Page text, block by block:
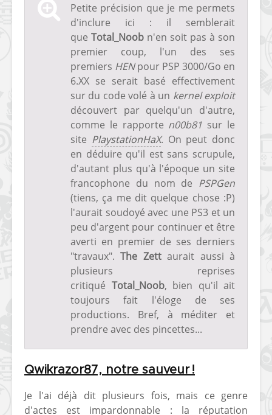
Petite précision que je me permets
d'inclure ici : il semblerait
que Total_Noob n'en soit pas à son
premier coup, l'un des ses
premiers HENpour PSP 3000/Go en
6.XX se serait basé effectivement
sur du code volé à un kernel exploit
découvert par quelqu'un d'autre,
comme le rapporte n00b81 sur le
site PlaystationHaX. On peut donc
en déduire qu'il est sans scrupule,
d'autant plus qu'à l'époque un site
francophone du nom de PSPGen
(tiens, ça me dit quelque chose :P)
l'aurait soudoyé avec une PS3 et un
peu d'argent pour continuer et être
averti en premier de ses derniers
"travaux".The Zettaurait aussi à
plusieurs reprises
critiqué Total_Noob, bien qu'il ait
toujours fait l'éloge de ses
productions. Bref, à méditer et
prendre avec des pincettes...
Qwikrazor87, notre sauveur !
Je l'ai déjà dit plusieurs fois, mais ce genre
d'actes est impardonnable : la réputation